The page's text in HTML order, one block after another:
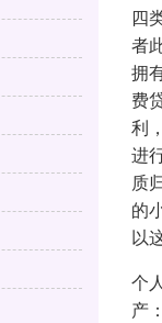
四
者
拥
费
利
进
质
的
以
个
产